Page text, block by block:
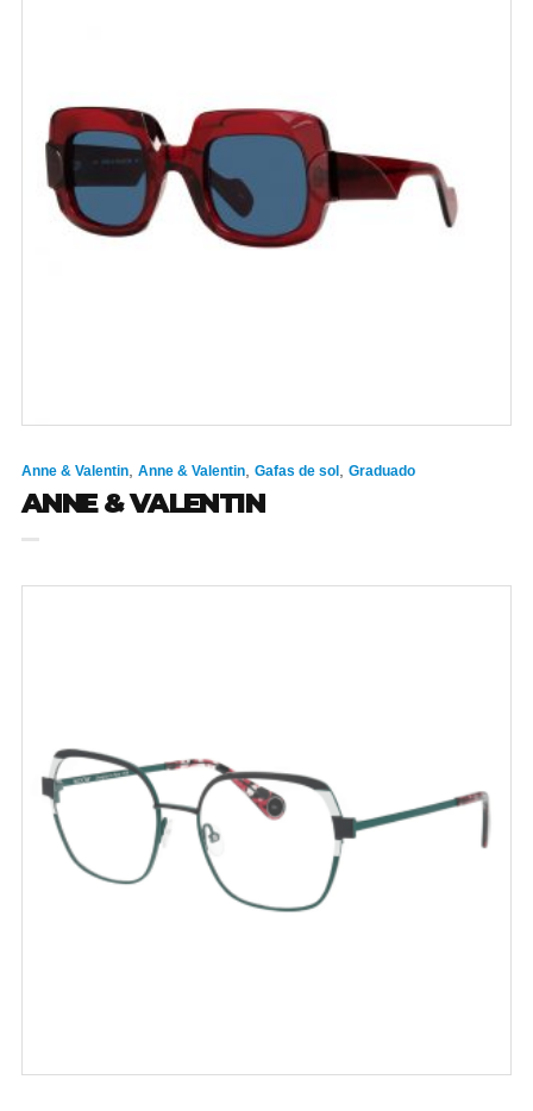
Anne & Valentin, Anne & Valentin, Gafas de sol, Graduado
ANNE & VALENTIN